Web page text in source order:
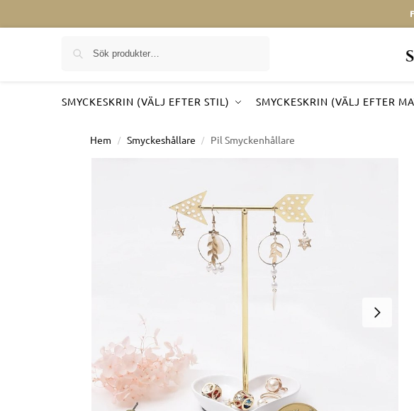
SMYCKESKRIN (VÄLJ EFTER STIL) SMYCKESKRIN (VÄLJ EFTER
Hem / Smyckeshållare / Pil Smyckenhållare